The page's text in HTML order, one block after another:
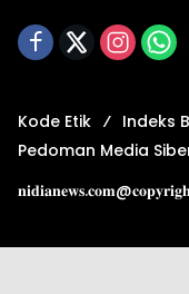
Kode Etik Indeks
Pedoman Media